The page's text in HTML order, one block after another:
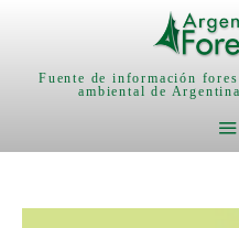
Fuente de información
ambiental de